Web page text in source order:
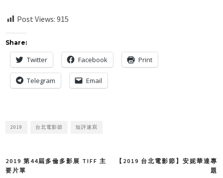
Post Views: 915
Share:
Twitter Facebook Print
Telegram Email
2019 台北電影節 短評速寫
Post
【2019 台北電影節】安妮華達專
題
2019 第44屆多倫多影展 TIFF 主
要片單